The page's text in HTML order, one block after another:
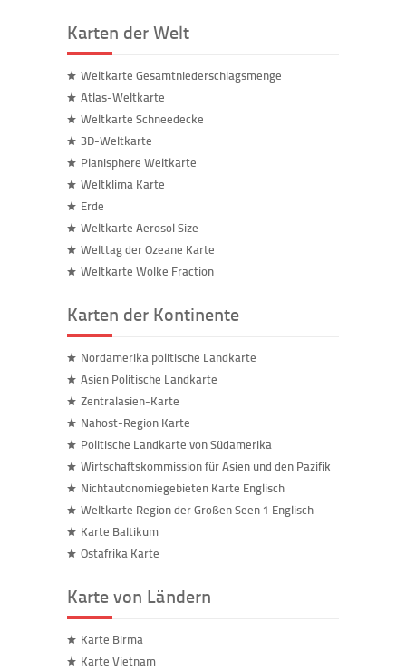
Karten der Welt
Weltkarte Gesamtniederschlagsmenge
Atlas-Weltkarte
Weltkarte Schneedecke
3D-Weltkarte
Planisphere Weltkarte
Weltklima Karte
Erde
Weltkarte Aerosol Size
Welttag der Ozeane Karte
Weltkarte Wolke Fraction
Karten der Kontinente
Nordamerika politische Landkarte
Asien Politische Landkarte
Zentralasien-Karte
Nahost-Region Karte
Politische Landkarte von Südamerika
Wirtschaftskommission für Asien und den Pazifik
Nichtautonomiegebieten Karte Englisch
Weltkarte Region der Großen Seen 1 Englisch
Karte Baltikum
Ostafrika Karte
Karte von Ländern
Karte Birma
Karte Vietnam